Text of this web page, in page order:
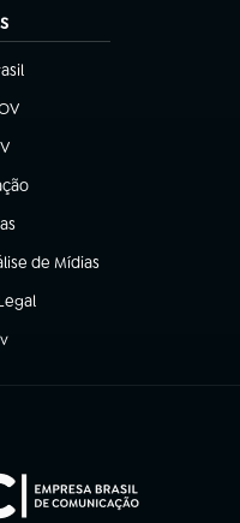
aba)
aba)
aba)
aba)
aba)
de Mídias
aba)
aba)